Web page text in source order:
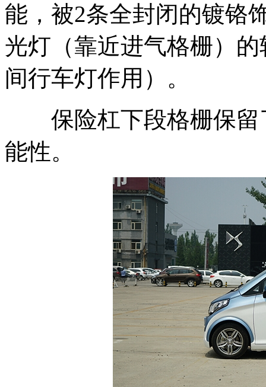
能，被2条全封闭的镀铬
光灯（靠近进气格栅）
间行车灯作用）。
保险杠下段格栅保留
能性。